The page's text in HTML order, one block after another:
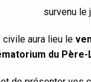
survenu le
civile aura lieu le
du Père-